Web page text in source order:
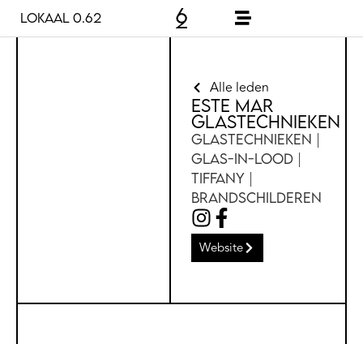
Lokaal 0.62
Alle leden
Este Mar
Glastechnieken
Glastechnieken |
Glas-in-lood |
Tiffany |
Brandschilderen
Website